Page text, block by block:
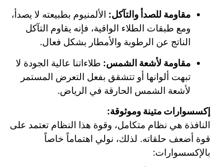
مقاومة للصدأ والتآكل: الألمنيوم بطبيعته لا يصدأ،
ومع طبقات الطلاء الواقية، فإنه يقاوم التآكل
الناتج عن الرطوبة والأمطار بشكل فعال.
مقاومة لأشعة الشمس: طلاءاتنا عالية الجودة لا
تبهت ألوانها أو تتشقق بفعل التعرض المستمر
لأشعة الشمس الحارقة في الرياض.
إكسسوارات متينة وموثوقة:
النافذة هي نظام متكامل، وقوة هذا النظام تعتمد على
قوة أضعف حلقاته. لذلك، نولي اهتماماً خاصاً
بالإكسسوارات: